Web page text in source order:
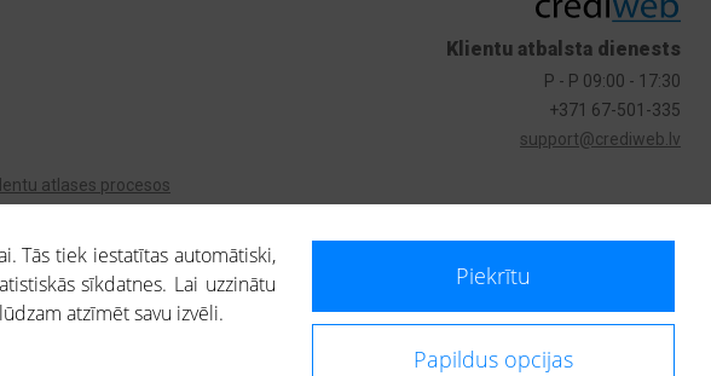
atlases procesos
Klientu atbalsta dienests
P - P 09:00 - 17:30
+371 67-501-335
support@crediweb.lv
juridiska spēka. Portāla lietotājs, izmantojot portālā saņemto informāciju, ir atbildīgs par fizisko
Tās tiek iestatītas automātiski,
sīkdatnes. Lai uzzinātu
atzīmēt savu izvēli.
Piekrītu
Papildus opcijas